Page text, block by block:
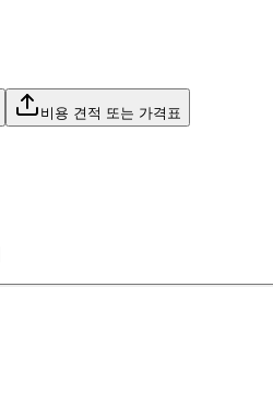
비용 견적 또는 가격표